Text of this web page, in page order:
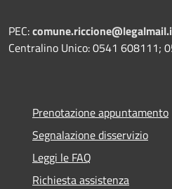
PEC:
Centralino Unico: 0541 608111;
Prenotazione appuntamento
Segnalazione disservizio
Leggi le FAQ
Richiesta assistenza